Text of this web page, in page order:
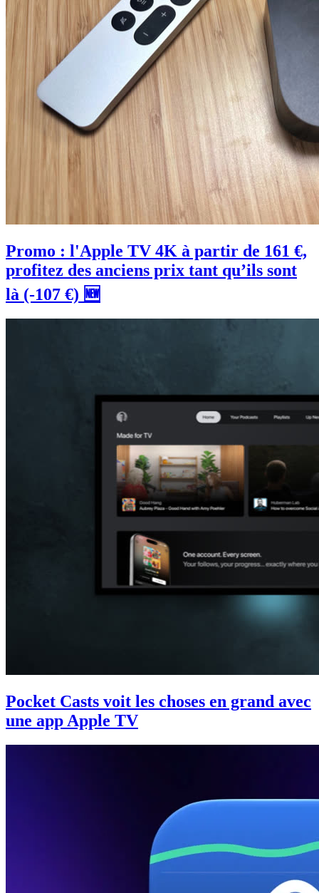
Promo : l'Apple TV 4K à partir de 161 €,
profitez des anciens prix tant qu’ils sont
là (-107 €) 🆕
Pocket Casts voit les choses en grand avec
une app Apple TV